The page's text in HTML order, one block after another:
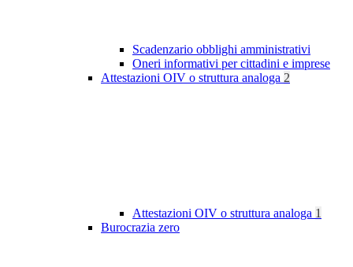
Scadenzario obblighi amministrativi
Oneri informativi per cittadini e imprese
Attestazioni OIV o struttura analoga 2
Attestazioni OIV o struttura analoga 1
Burocrazia zero